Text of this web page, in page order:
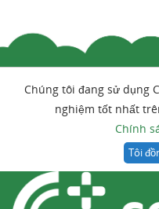
Chúng tôi đang sử dụng
nghiệm tốt nhất
Chính
Tôi